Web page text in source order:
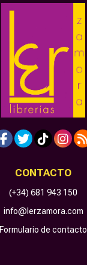
CONTACTO
(+34) 681 943 150
info@lerzamora.com
Formulario de contacto